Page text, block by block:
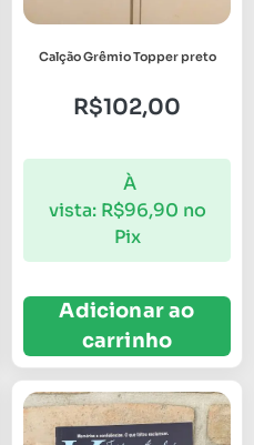
Calção Grêmio Topper preto
R$102,00
À
vista: R$96,90 no
Pix
Adicionar ao
carrinho